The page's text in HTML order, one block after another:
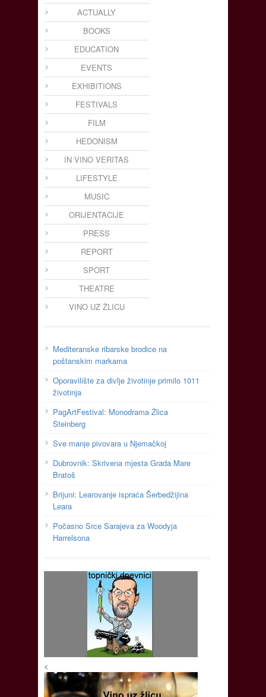
ACTUALLY
BOOKS
EDUCATION
EVENTS
EXHIBITIONS
FESTIVALS
FILM
HEDONISM
IN VINO VERITAS
LIFESTYLE
MUSIC
ORIJENTACIJE
PRESS
REPORT
SPORT
THEATRE
VINO UZ ŽLICU
Mediteranske ribarske brodice na
poštanskim markama
Oporavilište za divlje životinje primilo 1011
životinja
PagArtFestival: Monodrama Žlica
Steinberg
Sve manje pivovara u Njemačkoj
Dubrovnik: Skrivena mjesta Grada Mare
Bratoš
Brijuni: Learovanje ispraća Šerbedžijina
Leara
Počasno Srce Sarajeva za Woodyja
Harrelsona
<